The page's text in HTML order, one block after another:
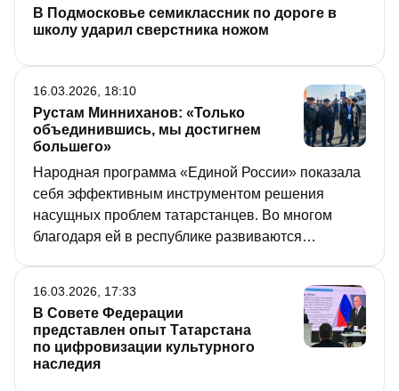
В Подмосковье семиклассник по дороге в
школу ударил сверстника ножом
Рустам Минниханов: «Только
объединившись, мы достигнем
большего»
Народная программа «Единой России» показала
себя эффективным инструментом решения
насущных проблем татарстанцев. Во многом
благодаря ей в республике развиваются
форуме «Есть результат!», в работе которого
приняли участие Раис Татарстана Рустам
Минниханов и Председатель Госсовета РТ Фарид
Мухаметшин.
16.03.2026, 18:10
В Совете Федерации
представлен опыт Татарстана
по цифровизации культурного
наследия
16.03.2026, 17:33